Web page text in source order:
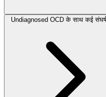
Undiagnosed OCD के साथ कई संघर्ष